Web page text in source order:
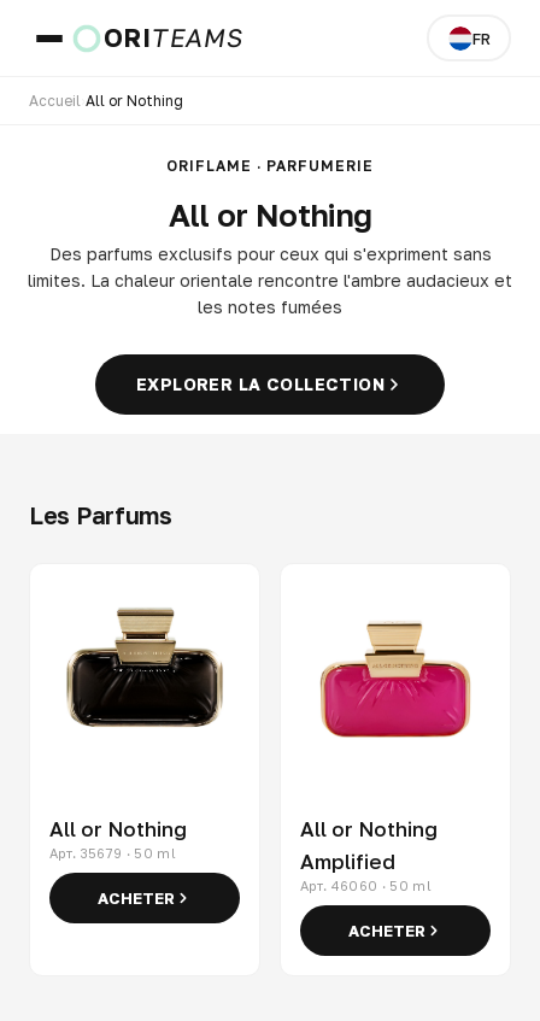
ORITEAMS FR
ALLER
Accueil All or Nothing
ORIFLAME · PARFUMERIE
All or Nothing
Des parfums exclusifs pour ceux qui s'expriment sans
limites. La chaleur orientale rencontre l'ambre audacieux et
les notes fumées
EXPLORER LA COLLECTION
Les Parfums
All or Nothing
Арт. 35679 · 50 ml
ACHETER
All or Nothing
Amplified
Арт. 46060 · 50 ml
ACHETER